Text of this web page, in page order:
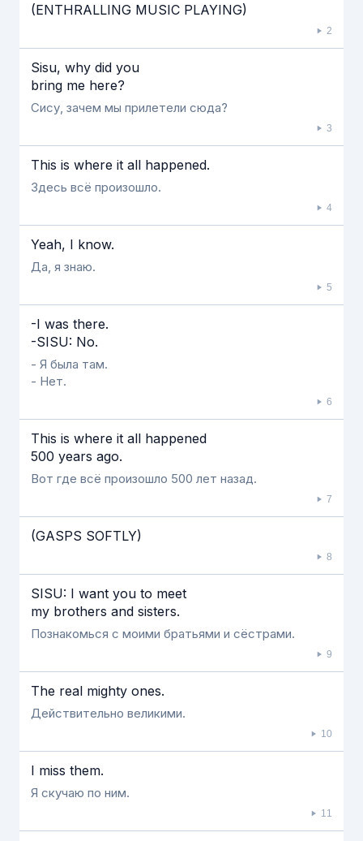
(ENTHRALLING MUSIC PLAYING)
2
Sisu, why did you
bring me here?
Сису, зачем мы прилетели сюда?
3
This is where it all happened.
Здесь всё произошло.
4
Yeah, I know.
Да, я знаю.
5
-I was there.
-SISU: No.
- Я была там.
- Нет.
6
This is where it all happened
500 years ago.
Вот где всё произошло 500 лет назад.
7
(GASPS SOFTLY)
8
SISU: I want you to meet
my brothers and sisters.
Познакомься с моими братьями и сёстрами.
9
The real mighty ones.
Действительно великими.
10
I miss them.
Я скучаю по ним.
11